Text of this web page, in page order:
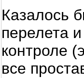
Казалось
перелета
контроле
все